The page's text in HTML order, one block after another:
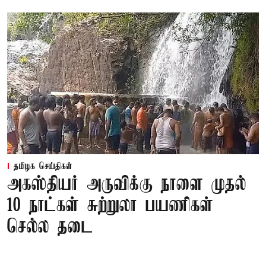
தமிழக செய்திகள்
அகஸ்தியர் அருவிக்கு நாளை முதல்
10 நாட்கள் சுற்றுலா பயணிகள்
செல்ல தடை